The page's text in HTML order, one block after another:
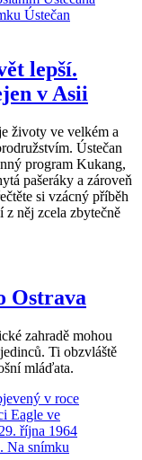
lepší.
v Asii
životy ve velkém a
Ústečan
program Kukang,
pašeráky a zároveň
si vzácný příběh
z něj zcela zbytečně
Ostrava
zahradě mohou
Ti obzvláště
mláďata.